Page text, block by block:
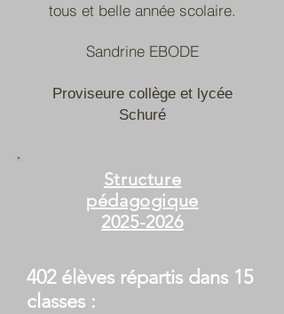
tous et belle année scolaire.
Sandrine EBODE
Proviseure collège et lycée
Schuré
Structure
pédagogique
2025-2026
402 élèves répartis dans 15
classes :